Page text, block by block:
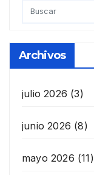
Archivos
julio 2026 (3)
junio 2026 (8)
mayo 2026 (11)